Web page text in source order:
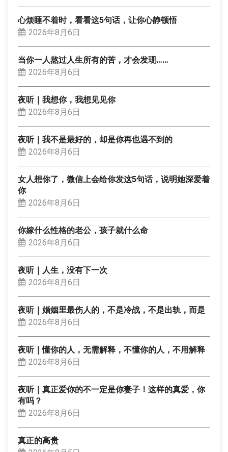
心烦睡不着时，看看这5句话，让你心静顿悟
2026年8月6日
当你一人熬过人生所有的苦，才会发现……
2026年8月6日
夜听｜我想你，我想见见你
2026年8月6日
夜听｜我不是最好的，却是你再也遇不到的
2026年8月6日
女人想你了，微信上会给你发这5句话，说明她深爱着
你
2026年8月6日
你嫁什么性格的老公，孩子就什么命
2026年8月6日
夜听｜人生，没有下一次
2026年8月6日
夜听｜婚姻里最伤人的，不是冷战，不是出轨，而是
2026年8月6日
夜听｜懂你的人，无需解释，不懂你的人，不用解释
2026年8月6日
夜听｜真正爱你的不一定是你妻子！这样的真爱，你
有吗？
2026年8月6日
真正的高贵